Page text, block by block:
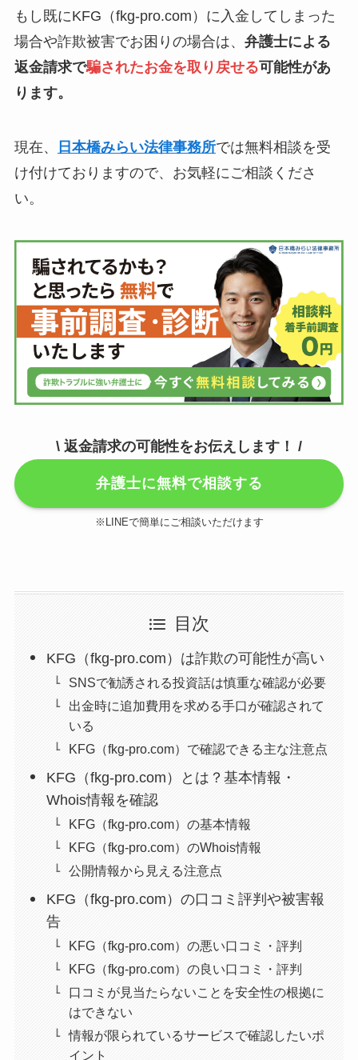
もし既にKFG（fkg-pro.com）に入金してしまった
場合や詐欺被害でお困りの場合は、 弁護士による
返金請求で騙されたお金を取り戻せる可能性があ
ります。
現在、 日本橋みらい法律事務所では無料相談を受
け付けておりますので、お気軽にご相談くださ
い。
\ 返金請求の可能性をお伝えします！ /
弁護士に無料で相談する
※LINEで簡単にご相談いただけます
目次
KFG（fkg-pro.com）は詐欺の可能性が高い
SNSで勧誘される投資話は慎重な確認が必要
出金時に追加費用を求める手口が確認されて
いる
KFG（fkg-pro.com）で確認できる主な注意点
KFG（fkg-pro.com）とは？基本情報・
Whois情報を確認
KFG（fkg-pro.com）の基本情報
KFG（fkg-pro.com）のWhois情報
公開情報から見える注意点
KFG（fkg-pro.com）の口コミ評判や被害報
告
KFG（fkg-pro.com）の悪い口コミ・評判
KFG（fkg-pro.com）の良い口コミ・評判
口コミが見当たらないことを安全性の根拠に
はできない
情報が限られているサービスで確認したいポ
イント